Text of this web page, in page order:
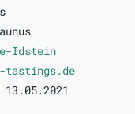
Idstein
tastings.de